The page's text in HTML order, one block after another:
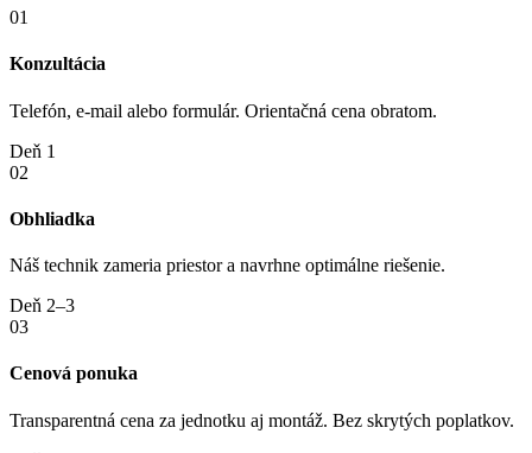
01
Konzultácia
Telefón, e-mail alebo formulár. Orientačná cena obratom.
Deň 1
02
Obhliadka
Náš technik zameria priestor a navrhne optimálne riešenie.
Deň 2–3
03
Cenová ponuka
Transparentná cena za jednotku aj montáž. Bez skrytých poplatkov.